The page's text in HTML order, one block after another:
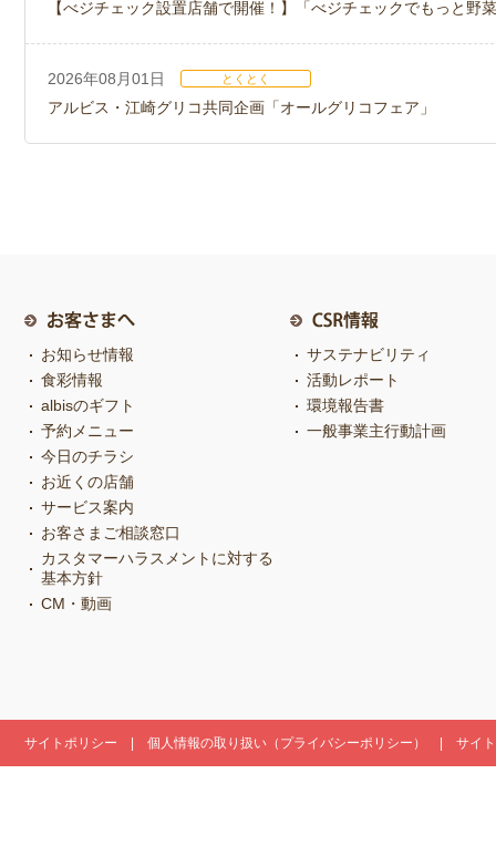
【べジチェック設置店舗で開催！】「べジチェックでもっと野
2026年08月01日 とくとく
アルビス・江崎グリコ共同企画「オールグリコフェア」
お知らせ情報
食彩情報
albisのギフト
予約メニュー
今日のチラシ
お近くの店舗
サービス案内
お客さまご相談窓口
カスタマーハラスメントに対する
基本方針
CM・動画
サステナビリティ
活動レポート
環境報告書
一般事業主行動計画
サイトポリシー 個人情報の取り扱い（プライバシーポリシー） サイ